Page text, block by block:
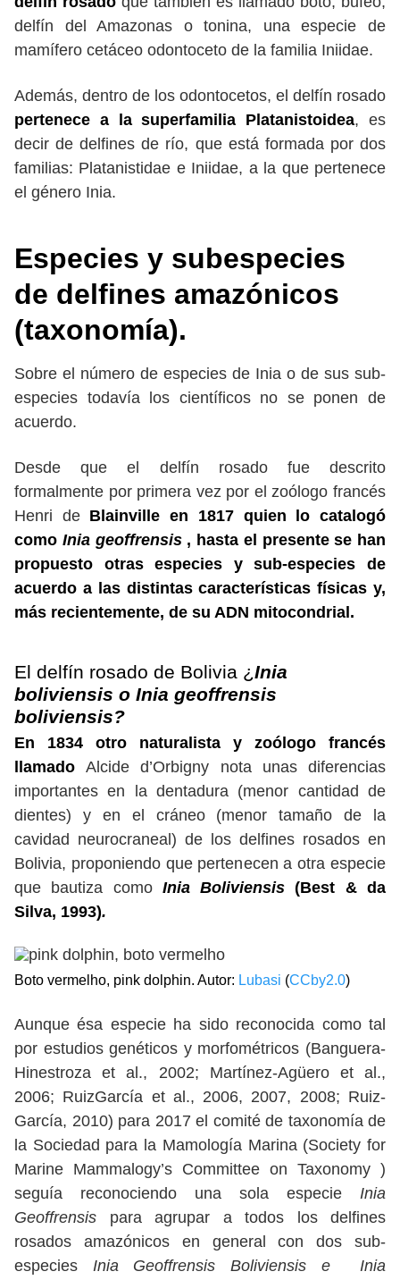
delfín del Amazonas o tonina, una especie de
mamífero cetáceo odontoceto de la familia Iniidae.
Además, dentro de los odontocetos, el delfín rosado
pertenece a la superfamilia Platanistoidea, es
decir de delfines de río, que está formada por dos
familias: Platanistidae e Iniidae, a la que pertenece
el género Inia.
Especies y subespecies
de delfines amazónicos
(taxonomía).
Sobre el número de especies de Inia o de sus sub-
especies todavía los científicos no se ponen de
acuerdo.
Desde que el delfín rosado fue descrito
formalmente por primera vez por el zoólogo francés
Henri de Blainville en 1817 quien lo catalogó
como Inia geoffrensis, hasta el presente se han
propuesto otras especies y sub-especies de
acuerdo a las distintas características físicas y,
más recientemente, de su ADN mitocondrial.
El delfín rosado de Bolivia ¿Inia
boliviensis o Inia geoffrensis
boliviensis?
En 1834 otro naturalista y zoólogo francés
llamadoAlcide d’Orbigny nota unas diferencias
importantes en la dentadura (menor cantidad de
dientes) y en el cráneo (menor tamaño de la
cavidad neurocraneal) de los delfines rosados en
Bolivia, proponiendo que pertenecen a otra especie
que bautiza como Inia Boliviensis(Best & da
Silva, 1993).
Boto vermelho, pink dolphin. Autor: Lubasi (CCby2.0)
Aunque ésa especie ha sido reconocida como tal
por estudios genéticos y morfométricos (Banguera-
Hinestroza et al., 2002; Martínez-Agüero et al.,
2006; RuizGarcía et al., 2006, 2007, 2008; Ruiz-
García, 2010) para 2017 el comité de taxonomía de
la Sociedad para la Mamología Marina (Society for
Marine Mammalogy’s Committee on Taxonomy )
seguía reconociendo una sola especie Inia
Geoffrensis para agrupar a todos los delfines
rosados amazónicos en general con dos sub-
especies Inia Geoffrensis Boliviensis e
Inia